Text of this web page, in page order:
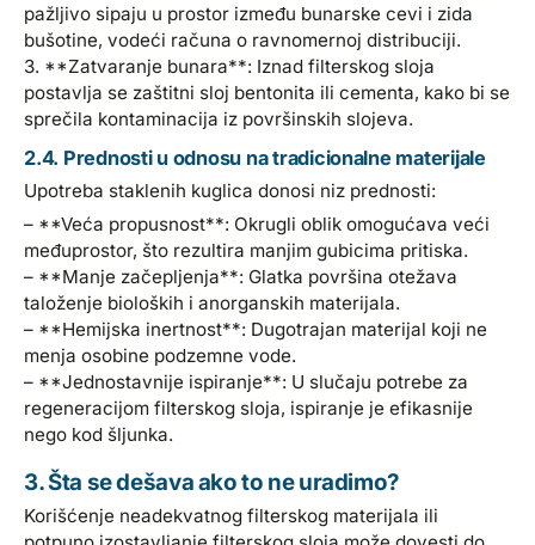
pažljivo sipaju u prostor između bunarske cevi i zida
bušotine, vodeći računa o ravnomernoj distribuciji.
3. **Zatvaranje bunara**: Iznad filterskog sloja
postavlja se zaštitni sloj bentonita ili cementa, kako bi se
sprečila kontaminacija iz površinskih slojeva.
2.4. Prednosti u odnosu na tradicionalne materijale
Upotreba staklenih kuglica donosi niz prednosti:
– **Veća propusnost**: Okrugli oblik omogućava veći
međuprostor, što rezultira manjim gubicima pritiska.
– **Manje začepljenja**: Glatka površina otežava
taloženje bioloških i anorganskih materijala.
– **Hemijska inertnost**: Dugotrajan materijal koji ne
menja osobine podzemne vode.
– **Jednostavnije ispiranje**: U slučaju potrebe za
regeneracijom filterskog sloja, ispiranje je efikasnije
nego kod šljunka.
3. Šta se dešava ako to ne uradimo?
Korišćenje neadekvatnog filterskog materijala ili